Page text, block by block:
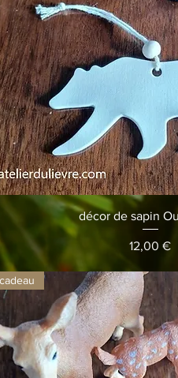
Aperçu
décor de sapin
Prix
12,00 €